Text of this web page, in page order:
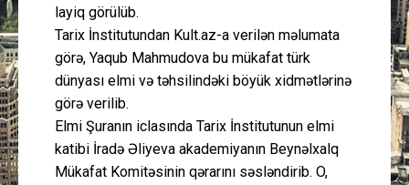
layiq görülüb.
Tarix İnstitutundan Kult.az-a verilən məlumata
görə, Yaqub Mahmudova bu mükafat türk
dünyası elmi və təhsilindəki böyük xidmətlərinə
görə verilib.
Elmi Şuranın iclasında Tarix İnstitutunun elmi
katibi İradə Əliyeva akademiyanın Beynəlxalq
Mükafat Komitəsinin qərarını səsləndirib. O,